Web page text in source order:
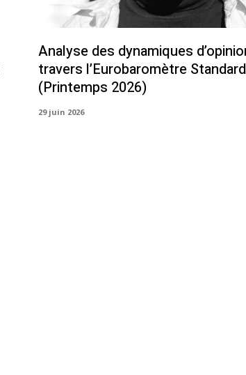
Analyse des dynamiques
travers l’Eurobaromètre
(Printemps 2026)
29 juin 2026